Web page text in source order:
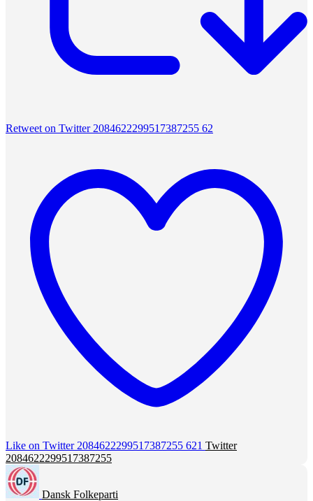
Retweet on Twitter 2084622299517387255 62
Like on Twitter 2084622299517387255 621 Twitter
2084622299517387255
Dansk Folkeparti